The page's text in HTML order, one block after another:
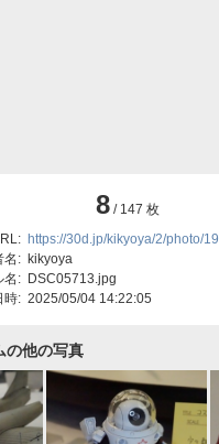
8/ 147 枚
https://30d.jp/kikyoya/2/photo/19
名: kikyoya
名: DSC05713.jpg
時: 2025/05/04 14:22:05
の他の写真